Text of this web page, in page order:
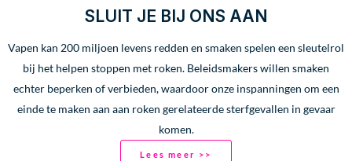
SLUIT JE BIJ ONS AAN
Vapen kan 200 miljoen levens redden en smaken spelen een sleutelrol
bij het helpen stoppen met roken. Beleidsmakers willen smaken
echter beperken of verbieden, waardoor onze inspanningen om een
einde te maken aan aan roken gerelateerde sterfgevallen in gevaar
komen.
Lees meer >>